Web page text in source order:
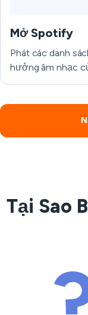
Mở Spotify
Phát các danh
hưởng âm nhạc
Tại Sao